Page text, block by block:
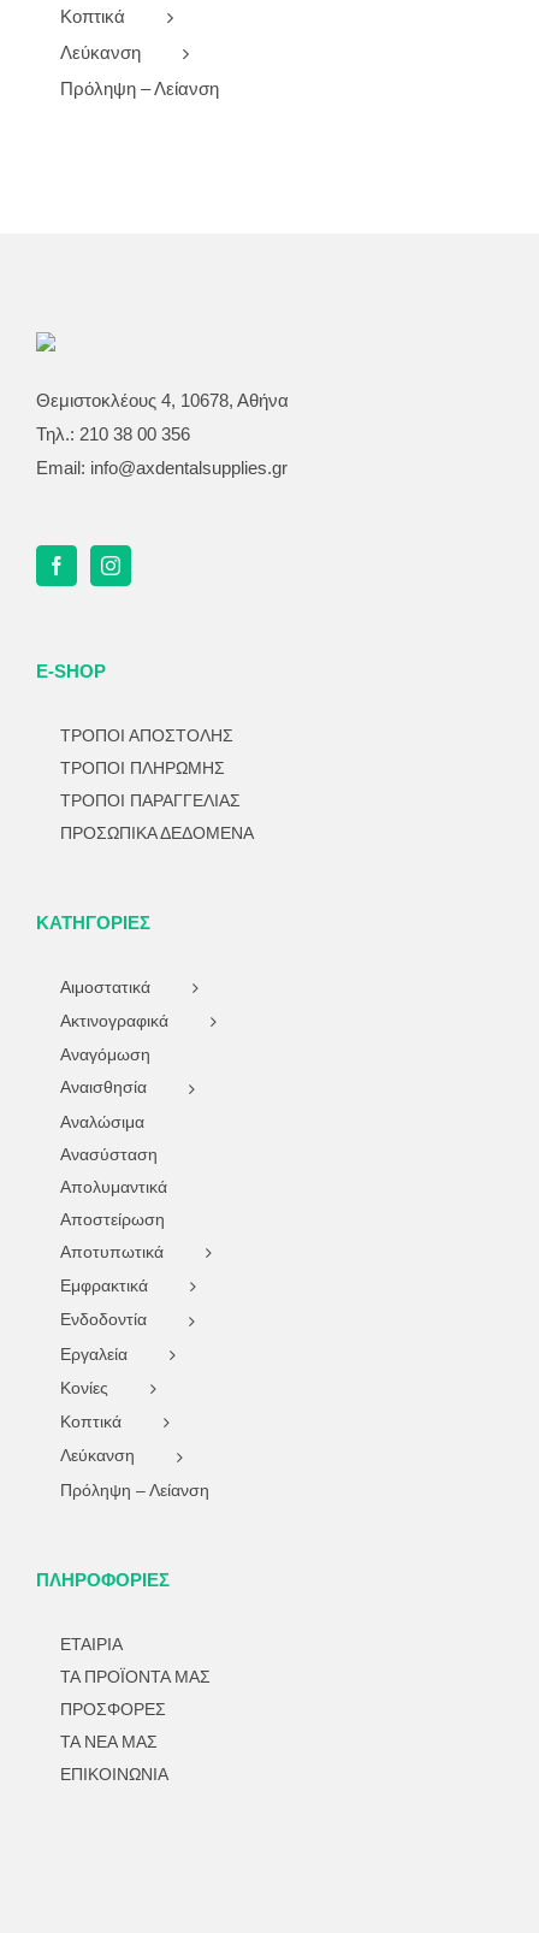
Κοπτικά
Λεύκανση
Πρόληψη – Λείανση
Θεμιστοκλέους 4, 10678, Αθήνα
Τηλ.: 210 38 00 356
Email: info@axdentalsupplies.gr
E-SHOP
ΤΡΟΠΟΙ ΑΠΟΣΤΟΛΗΣ
ΤΡΟΠΟΙ ΠΛΗΡΩΜΗΣ
ΤΡΟΠΟΙ ΠΑΡΑΓΓΕΛΙΑΣ
ΠΡΟΣΩΠΙΚΑ ΔΕΔΟΜΕΝΑ
ΚΑΤΗΓΟΡΊΕΣ
Αιμοστατικά
Ακτινογραφικά
Αναγόμωση
Αναισθησία
Αναλώσιμα
Ανασύσταση
Απολυμαντικά
Αποστείρωση
Αποτυπωτικά
Εμφρακτικά
Ενδοδοντία
Εργαλεία
Κονίες
Κοπτικά
Λεύκανση
Πρόληψη – Λείανση
ΠΛΗΡΟΦΟΡΙΕΣ
ΕΤΑΙΡΙΑ
ΤΑ ΠΡΟΪΟΝΤΑ ΜΑΣ
ΠΡΟΣΦΟΡΕΣ
ΤΑ ΝΕΑ ΜΑΣ
ΕΠΙΚΟΙΝΩΝΙΑ